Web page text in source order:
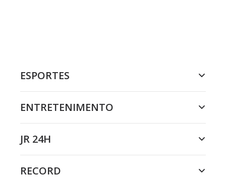
ESPORTES
ENTRETENIMENTO
JR 24H
RECORD